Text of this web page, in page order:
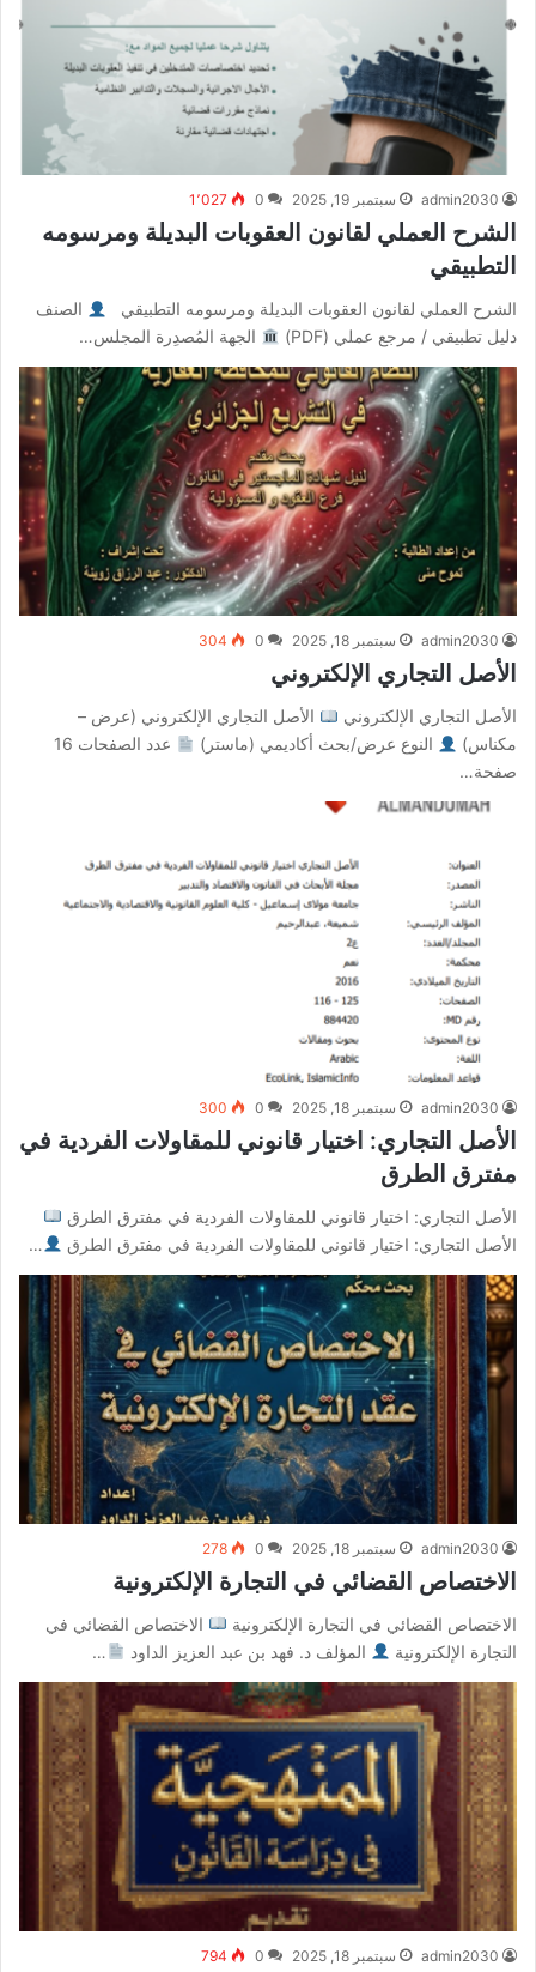
admin2030 سبتمبر 19, 2025 0 1٬027
الشرح العملي لقانون العقوبات البديلة ومرسومه
التطبيقي
الشرح العملي لقانون العقوبات البديلة ومرسومه التطبيقي
الصنف
دليل تطبيقي / مرجع عملي (PDF)
الجهة المُصدِرة المجلس…
admin2030 سبتمبر 18, 2025 0
304
الأصل التجاري الإلكتروني
الأصل التجاري الإلكتروني
الأصل التجاري الإلكتروني (عرض –
مكناس)
النوع عرض/بحث أكاديمي (ماستر)
عدد الصفحات 16
صفحة…
admin2030 سبتمبر 18, 2025 0
300
الأصل التجاري: اختيار قانوني للمقاولات الفردية في
مفترق الطرق
الأصل التجاري: اختيار قانوني للمقاولات الفردية في مفترق الطرق
الأصل التجاري: اختيار قانوني للمقاولات الفردية في مفترق الطرق
…
admin2030 سبتمبر 18, 2025 0
278
الاختصاص القضائي في التجارة الإلكترونية
الاختصاص القضائي في التجارة الإلكترونية
الاختصاص القضائي في
التجارة الإلكترونية
المؤلف د. فهد بن عبد العزيز الداود …
admin2030 سبتمبر 18, 2025 0
794